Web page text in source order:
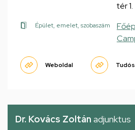
tér 1.
Épület, emelet, szobaszám
Weboldal
Dr. Kovács Zoltán adjunktus